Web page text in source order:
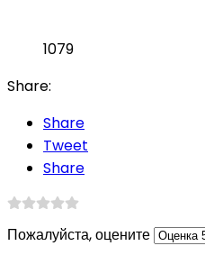
1079
Share:
Share
Tweet
Share
Пожалуйста, оцените